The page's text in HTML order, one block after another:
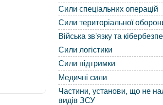
Сили спеціальних операцій
Сили територіальної
Війська зв'язку та
Сили логістики
Сили підтримки
Медичні сили
Частини, установи, що не
видів ЗСУ